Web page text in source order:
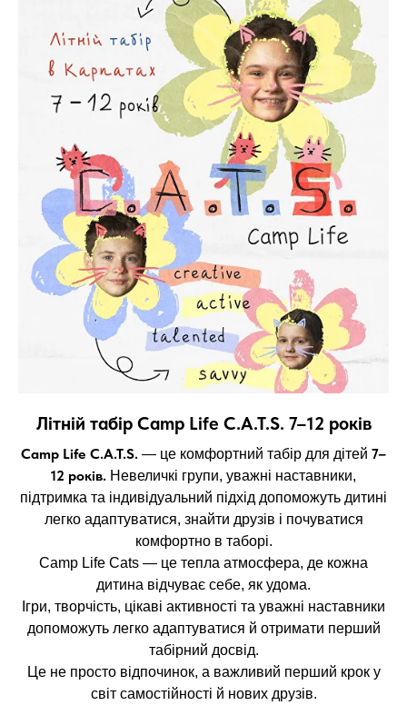
Літній табір Camp Life C.A.T.S. 7–12 років
Camp Life C.A.T.S. — це комфортний табір для дітей 7–
12 років. Невеличкі групи, уважні наставники,
підтримка та індивідуальний підхід допоможуть дитині
легко адаптуватися, знайти друзів і почуватися
комфортно в таборі.
Camp Life Cats — це тепла атмосфера, де кожна
дитина відчуває себе, як удома.
Ігри, творчість, цікаві активності та уважні наставники
допоможуть легко адаптуватися й отримати перший
табірний досвід.
Це не просто відпочинок, а важливий перший крок у
світ самостійності й нових друзів.